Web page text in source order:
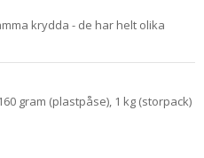
krydda - de har helt olika
gram (plastpåse), 1 kg (storpack)